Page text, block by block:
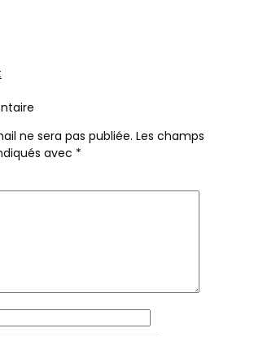
ne sera pas publiée. Les champs
avec *